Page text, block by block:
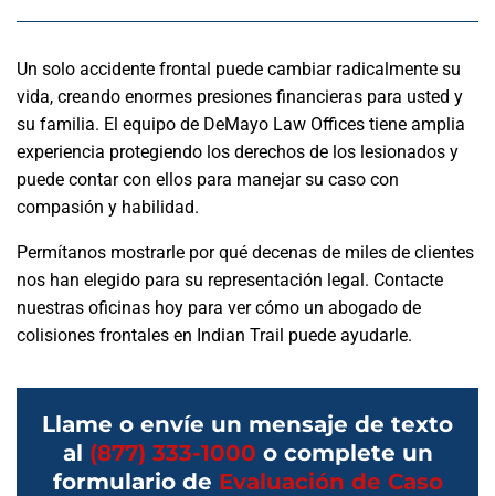
Un solo accidente frontal puede cambiar radicalmente su
vida, creando enormes presiones financieras para usted y
su familia. El equipo de DeMayo Law Offices tiene amplia
experiencia protegiendo los derechos de los lesionados y
puede contar con ellos para manejar su caso con
compasión y habilidad.
Permítanos mostrarle por qué decenas de miles de clientes
nos han elegido para su representación legal. Contacte
nuestras oficinas hoy para ver cómo un abogado de
colisiones frontales en Indian Trail puede ayudarle.
Llame o envíe un mensaje de texto
al (877) 333-1000 o complete un
formulario de Evaluación de Caso